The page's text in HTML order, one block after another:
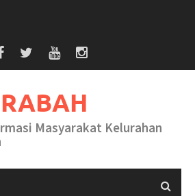
Masyarakat Kelurahan